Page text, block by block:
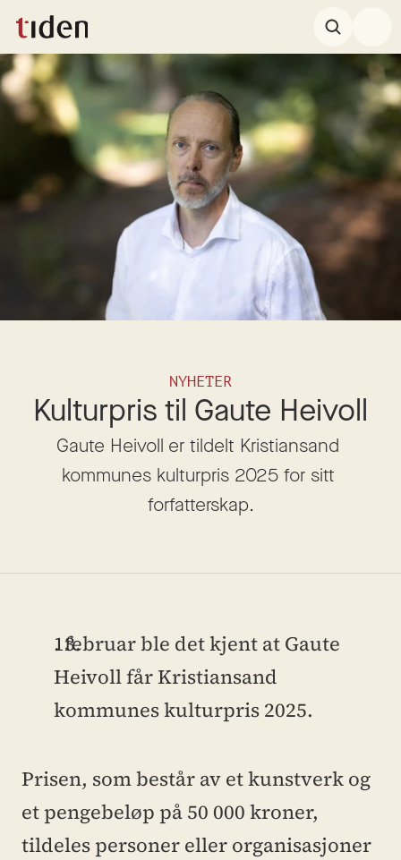
NYHETER
Kulturpris til Gaute Heivoll
Gaute Heivoll er tildelt Kristiansand
kommunes kulturpris 2025 for sitt
forfatterskap.
. februar ble det kjent at Gaute
Heivoll får Kristiansand
kommunes kulturpris 2025.
Prisen, som består av et kunstverk og
et pengebeløp på 50 000 kroner,
tildeles personer eller organisasjoner